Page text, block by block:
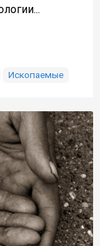
Ископаемые